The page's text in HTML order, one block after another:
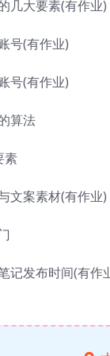
几大要素(有作业)
号(有作业)
号(有作业)
算法
素
文案素材(有作业)
记发布时间(有作